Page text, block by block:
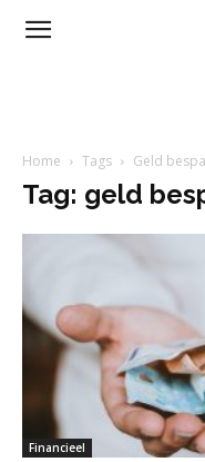
Home Tags Geld
Tag: geld
Financieel